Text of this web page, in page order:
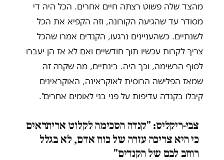
מהצד שלה פשוט רצתה חיים אחרים. הכל היה די
מסודר עד שהגיעה הקורונה, וזה הקפיא את הכל
לשנתיים. כשהעניינים נרגעו, הקנדים אמרו שהכל
צריך לקרות עכשיו תוך חודשיים ואם לא אז הן יעברו
לסוף הרשימה, וכך היה. בינתיים, מה שקרה זה
שמאז הפלישה הרוסית לאוקראינה, האוקראינים
קיבלו בקנדה עדיפות על פני בני לאומים אחרים".
צבי-ריקליס: "קנדה הסכימה לקלוט אריתראים
כי היא צריכה עזרה של כוח אדם, לא בגלל
רוחב לבם של הקנדים"